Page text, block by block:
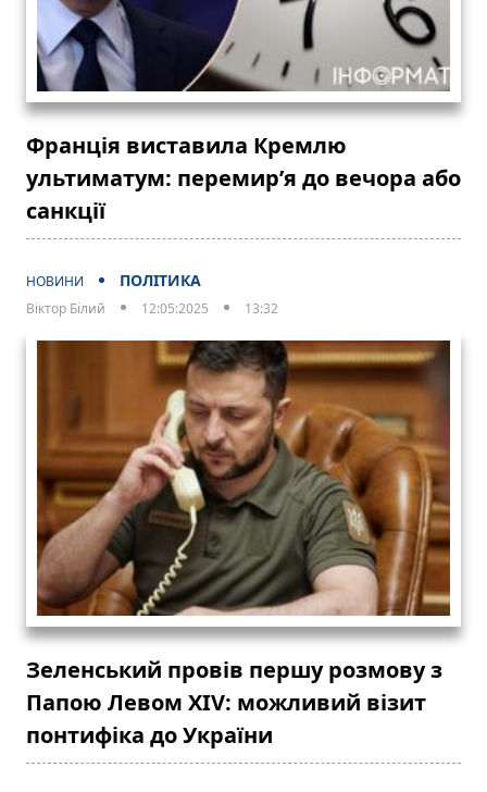
Франція виставила Кремлю
ультиматум: перемир’я до вечора або
санкції
НОВИНИ ПОЛІТИКА
Віктор Білий 12:05:2025 13:32
Зеленський провів першу розмову з
Папою Левом XIV: можливий візит
понтифіка до України